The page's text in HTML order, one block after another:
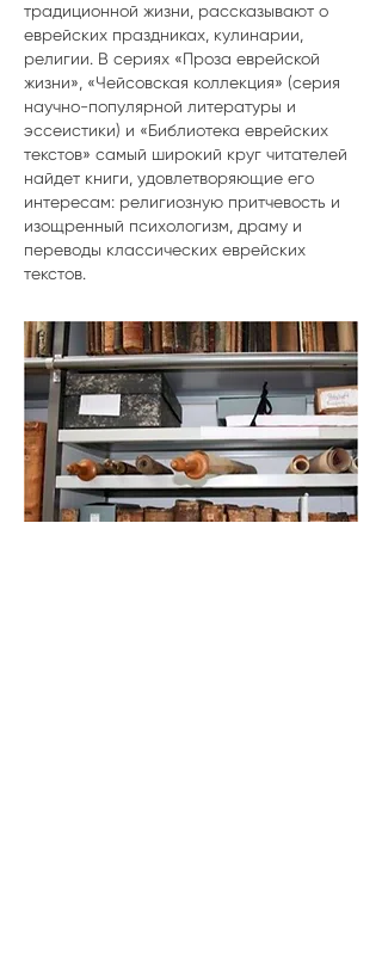
традиционной жизни, рассказывают о
еврейских праздниках, кулинарии,
религии. В сериях «Проза еврейской
жизни», «Чейсовская коллекция» (серия
научно-популярной литературы и
эссеистики) и «Библиотека еврейских
текстов» самый широкий круг читателей
найдет книги, удовлетворяющие его
интересам: религиозную притчевость и
изощренный психологизм, драму и
переводы классических еврейских
текстов.